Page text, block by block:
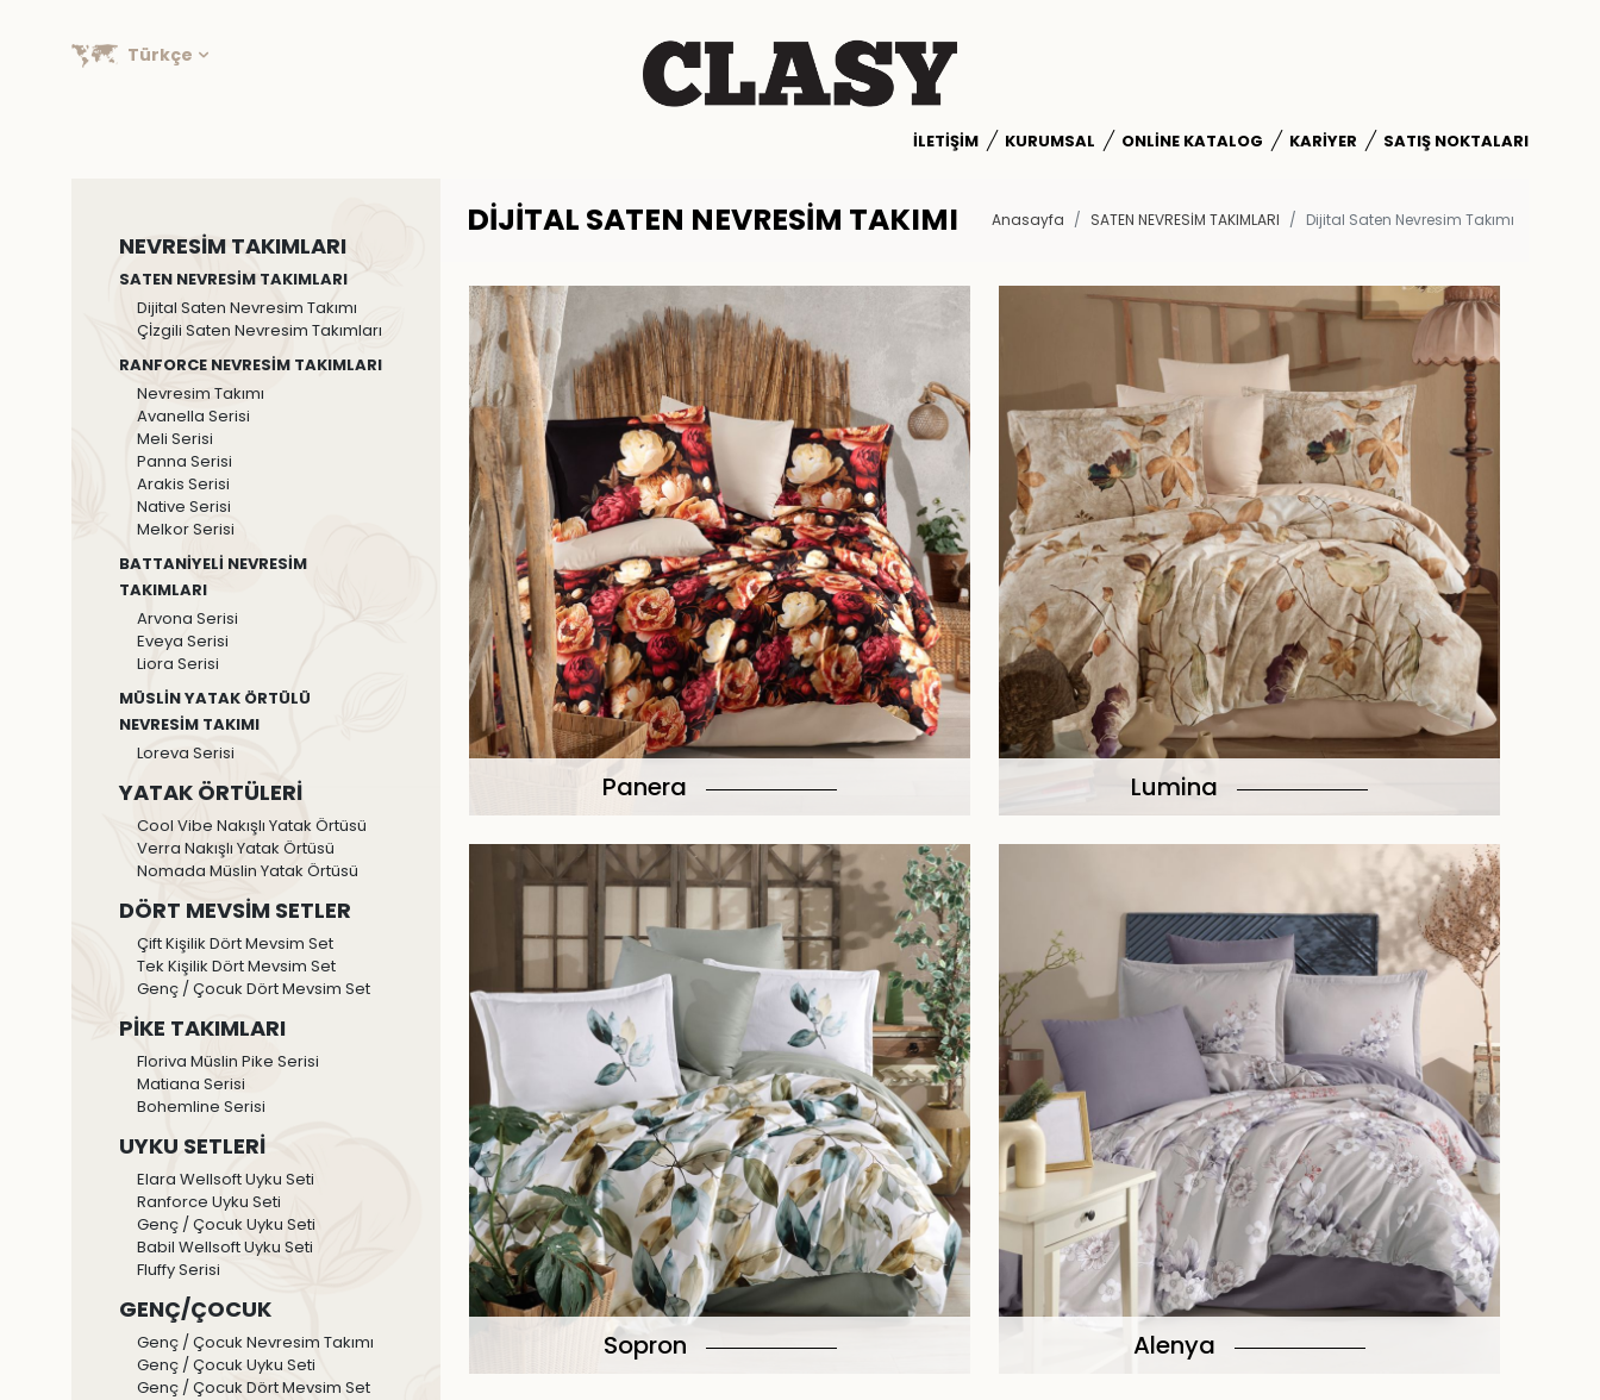
Türkçe
İLETIŞIM KURUMSAL ONLINE KATALOG KARIYER SATIŞ NOKTALARI
NEVRESİM TAKIMLARI
SATEN NEVRESİM TAKIMLARI
Dijital Saten Nevresim Takımı
Çİzgili Saten Nevresim Takımları
RANFORCE NEVRESİM TAKIMLARI
Nevresim Takımı
Avanella Serisi
Meli Serisi
Panna Serisi
Arakis Serisi
Native Serisi
Melkor Serisi
BATTANİYELİ NEVRESİM
TAKIMLARI
Arvona Serisi
Eveya Serisi
Liora Serisi
MÜSLİN YATAK ÖRTÜLÜ
NEVRESİM TAKIMI
Loreva Serisi
YATAK ÖRTÜLERİ
Cool Vibe Nakışlı Yatak Örtüsü
Verra Nakışlı Yatak Örtüsü
Nomada Müslin Yatak Örtüsü
DÖRT MEVSİM SETLER
Çift Kişilik Dört Mevsim Set
Tek Kişilik Dört Mevsim Set
Genç / Çocuk Dört Mevsim Set
PİKE TAKIMLARI
Floriva Müslin Pike Serisi
Matiana Serisi
Bohemline Serisi
UYKU SETLERİ
Elara Wellsoft Uyku Seti
Ranforce Uyku Seti
Genç / Çocuk Uyku Seti
Babil Wellsoft Uyku Seti
Fluffy Serisi
GENÇ/ÇOCUK
Genç / Çocuk Nevresim Takımı
Genç / Çocuk Uyku Seti
Genç / Çocuk Dört Mevsim Set
DIJITAL SATEN NEVRESIM TAKIMI Anasayfa SATEN NEVRESİM TAKIMLARI Dijital Saten Nevresim Takımı
Panera Lumina
Sopron Alenya